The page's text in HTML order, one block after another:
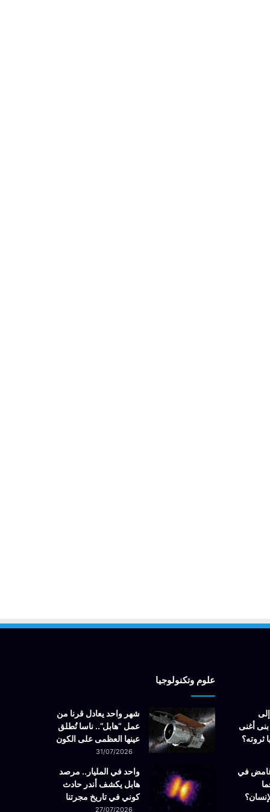
أغنى
ثروته؟
في
علوم وتكنولوجيا
شهر واحد يعادل قرنا من
عمل “هابل”.. ناسا تُطلق
عينها العظمى على الكون
31/07/2026
واحد في المليار.. مرصد
هابل يكشف أندر حادث
كوني في تاريخ مجرتنا
27/07/2026